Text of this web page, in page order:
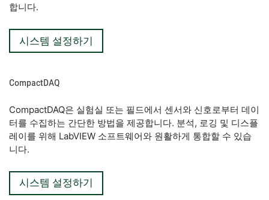
합니다.
시스템 설정하기
CompactDAQ
CompactDAQ은 실험실 또는 필드에서 센서와 신호로부터 데이
터를 수집하는 간단한 방법을 제공합니다. 분석, 로깅 및 디스플
레이를 위해 LabVIEW 소프트웨어와 원활하게 통합할 수 있습
니다.
시스템 설정하기